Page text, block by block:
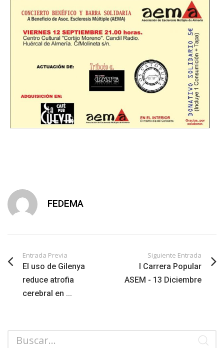
FEDEMA
Entrada Previa
El uso de Gilenya
reduce atrofia
cerebral en ...
Siguiente Entrada
I Carrera Popular
ASEM - 13 Diciembre